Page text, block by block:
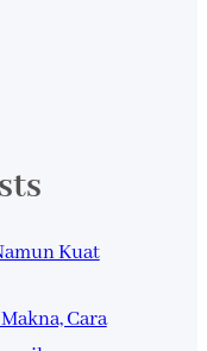
Kuat
Cara